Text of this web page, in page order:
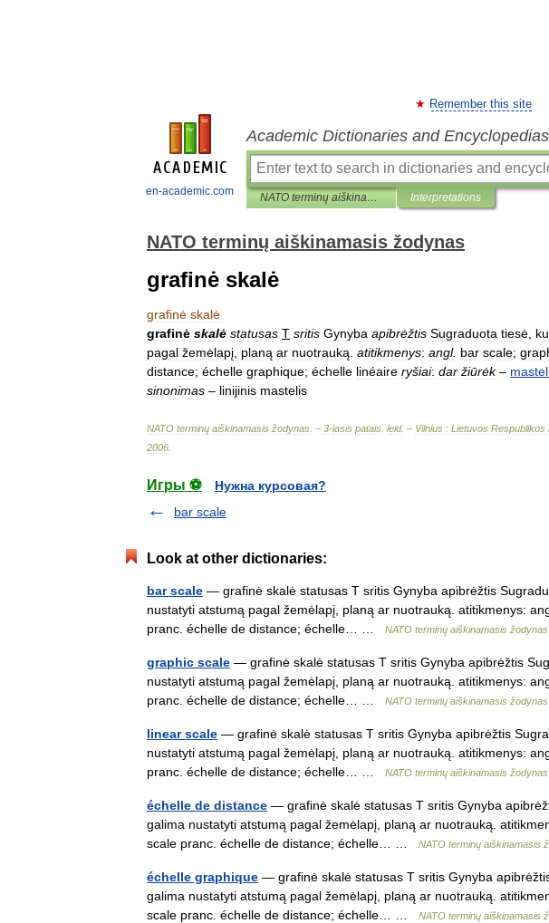
en-academic.com
Remember this site
Academic Dictionaries and Encyclopedias
NATO terminų aiškinamasis žodynas Interpretations
NATO terminų aiškinamasis žodynas
grafinė skalė
grafinė skalė
grafinė skalė statusas T sritis Gynyba apibrėžtis Sugraduota tiesė
pagal žemėlapį planą ar nuotrauką atitikmenys: angl. bar scale;
distance; échelle graphique; échelle linéaire ryšiai: dar žiūrėk–
sinonimas – linijinis mastelis
NATO terminų aiškinamasis žodynas . – 3-iasis patais leid. – Vilnius : Lietuvos Respublikos
2006
Игры ⚽
Нужна курсовая?
bar scale
Look at other dictionaries:
bar scale — grafinė skalė statusas T sritis Gynyba apibrėžtis
nustatyti atstumą pagal žemėlapį, planą ar nuotrauką. atitikmenys:
pranc. échelle de distance; échelle… …
NATO terminų aiškinamasis žodynas
graphic scale — grafinė skalė statusas T sritis Gynyba apibrėžtis
nustatyti atstumą pagal žemėlapį, planą ar nuotrauką. atitikmenys:
pranc. échelle de distance; échelle… …
NATO terminų aiškinamasis žodynas
linear scale — grafinė skalė statusas T sritis Gynyba apibrėžtis
nustatyti atstumą pagal žemėlapį, planą ar nuotrauką. atitikmenys:
pranc. échelle de distance; échelle… …
NATO terminų aiškinamasis žodynas
échelle de distance — grafinė skalė statusas T sritis Gynyba
galima nustatyti atstumą pagal žemėlapį, planą ar nuotrauką.
scale pranc. échelle de distance; échelle… …
NATO terminų aiškinamasis
échelle graphique — grafinė skalė statusas T sritis Gynyba
galima nustatyti atstumą pagal žemėlapį, planą ar nuotrauką.
scale pranc. échelle de distance; échelle… …
NATO terminų aiškinamasis